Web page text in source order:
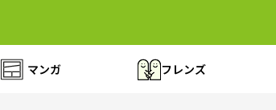
マンガ フレンズ